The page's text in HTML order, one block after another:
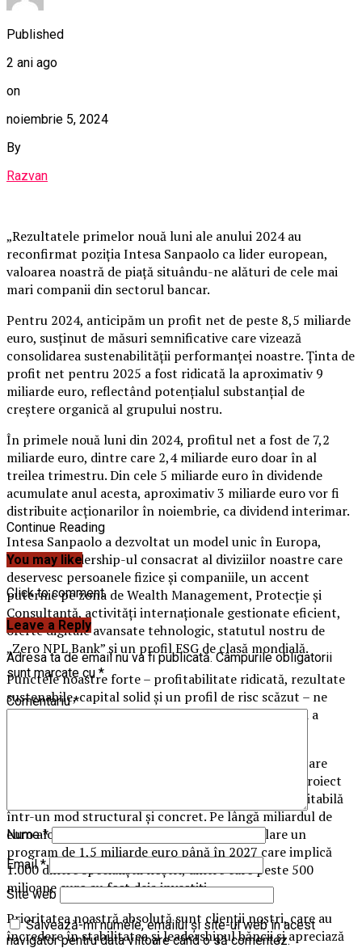
Published
2 ani ago
on
noiembrie 5, 2024
By
Razvan
„Rezultatele primelor nouă luni ale anului 2024 au
reconfirmat poziția Intesa Sanpaolo ca lider european,
valoarea noastră de piață situându-ne alături de cele mai
mari companii din sectorul bancar.
Pentru 2024, anticipăm un profit net de peste 8,5 miliarde
euro, susținut de măsuri semnificative care vizează
consolidarea sustenabilității performanței noastre. Ținta de
profit net pentru 2025 a fost ridicată la aproximativ 9
miliarde euro, reflectând potențialul substanțial de
creștere organică al grupului nostru.
În primele nouă luni din 2024, profitul net a fost de 7,2
miliarde euro, dintre care 2,4 miliarde euro doar în al
treilea trimestru. Din cele 5 miliarde euro în dividende
acumulate anul acesta, aproximativ 3 miliarde euro vor fi
distribuite acționarilor în noiembrie, ca dividend interimar.
Intesa Sanpaolo a dezvoltat un model unic în Europa,
bazat pe leadership-ul consacrat al diviziilor noastre care
deservesc persoanele fizice și companiile, un accent
puternic pe zona de Wealth Management, Protecție și
Consultanță, activități internaționale gestionate eficient,
oferte digitale avansate tehnologic, statutul nostru de
„Zero NPL Bank” și un profil ESG de clasă mondială.
Punctele noastre forte – profitabilitate ridicată, rezultate
sustenabile, capital solid și un profil de risc scăzut – ne
conferă un rol important în susținerea economiei și a
Intesa Sanpaolo Group este o instituție financiară care
deservește economia: implementăm cel mai mare proiect
de coeziune socială, promovând o societate mai echitabilă
într-un mod structural și concret. Pe lângă miliardul de
euro alocat între 2018 și 2021, avem în derulare un
program de 1,5 miliarde euro până în 2027 care implică
1.000 dintre specialiștii noștri, dintre care peste 500
milioane euro au fost deja investiți.
Prioritatea noastră absolută sunt clienții noștri, care au
încredere în stabilitatea și leadershipul băncii și apreciază
Continue Reading
You may like
Click to comment
Leave a Reply
Adresa ta de email nu va fi publicată. Câmpurile obligatorii
sunt marcate cu *
Comentariu*
Nume*
Email*
Site web
Salvează-mi numele, emailul și site-ul web în acest
navigator pentru data viitoare când o să comentez.